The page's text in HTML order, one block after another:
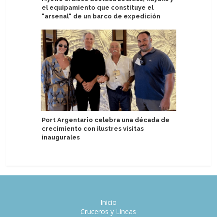
el equipamiento que constituye el
"arsenal" de un barco de expedición
Port Argentario celebra una década de
crecimiento con ilustres visitas
inaugurales
Inicio
Cruceros y Líneas